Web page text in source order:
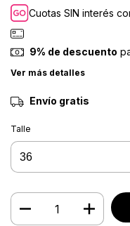
Cuotas SIN interés
9% de descuento
Ver más detalles
Envío gratis
Talle